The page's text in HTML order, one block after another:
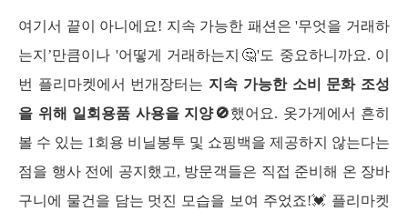
여기서 끝이 아니에요! 지속 가능한 패션은 '무엇을 거래하
는지’만큼이나 '어떻게 거래하는지🤔'도 중요하니까요. 이
번 플리마켓에서 번개장터는 지속 가능한 소비 문화 조성
을 위해 일회용품 사용을 지양🚫했어요. 옷가게에서 흔히
볼 수 있는 1회용 비닐봉투 및 쇼핑백을 제공하지 않는다는
점을 행사 전에 공지했고, 방문객들은 직접 준비해 온 장바
구니에 물건을 담는 멋진 모습을 보여 주었죠!💓 플리마켓